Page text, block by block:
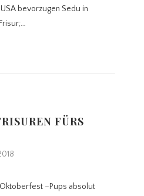
bevorzugen Sedu in
FÜRS
–Pups absolut